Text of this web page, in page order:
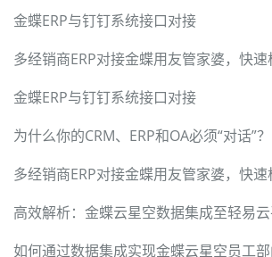
金蝶ERP与钉钉系统接口对接
金蝶ERP与钉钉系统接口对接
为什么你的CRM、ERP和OA必须“对话”？
高效解析：金蝶云星空数据集成至轻易
如何通过数据集成实现金蝶云星空员工